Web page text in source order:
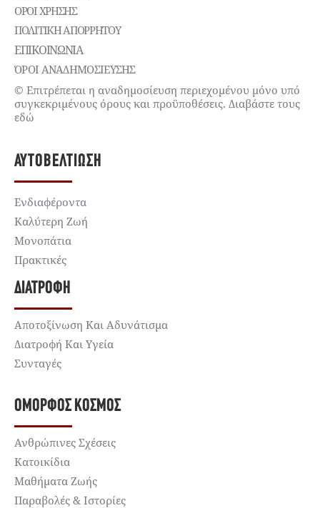
ΌΡΟΙ ΧΡΉΣΗΣ
ΠΟΛΙΤΙΚΉ ΑΠΟΡΡΉΤΟΥ
ΕΠΙΚΟΙΝΩΝΊΑ
ΌΡΟΙ ΑΝΑΔΗΜΟΣΙΕΥΣΗΣ
© Επιτρέπεται η αναδημοσίευση περιεχομένου μόνο υπό
συγκεκριμένους όρους και προϋποθέσεις. Διαβάστε τους
εδώ
ΑΥΤΟΒΕΛΤΊΩΣΗ
Ενδιαφέροντα
Καλύτερη Ζωή
Μονοπάτια
Πρακτικές
ΔΙΑΤΡΟΦΉ
Αποτοξίνωση Και Αδυνάτισμα
Διατροφή Και Υγεία
Συνταγές
ΌΜΟΡΦΟΣ ΚΌΣΜΟΣ
Ανθρώπινες Σχέσεις
Κατοικίδια
Μαθήματα Ζωής
Παραβολές & Ιστορίες